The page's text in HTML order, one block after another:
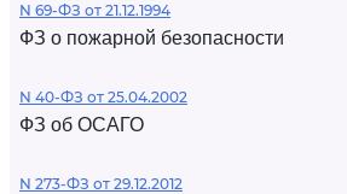
N 69-ФЗ от 21.12.1994
ФЗ о пожарной безопасности
N 40-ФЗ от 25.04.2002
ФЗ об ОСАГО
N 273-ФЗ от 29.12.2012